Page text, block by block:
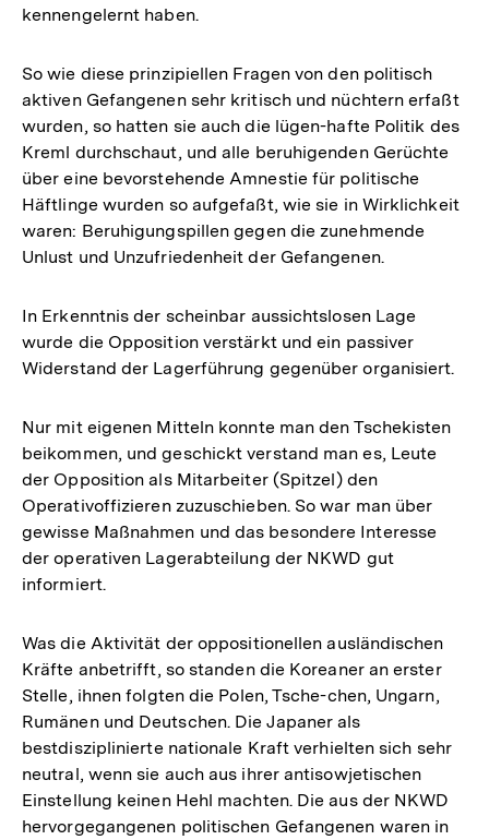
kennengelernt haben.
So wie diese prinzipiellen Fragen von den politisch
aktiven Gefangenen sehr kritisch und nüchtern erfaßt
wurden, so hatten sie auch die lügen-hafte Politik des
Kreml durchschaut, und alle beruhigenden Gerüchte
über eine bevorstehende Amnestie für politische
Häftlinge wurden so aufgefaßt, wie sie in Wirklichkeit
waren: Beruhigungspillen gegen die zunehmende
Unlust und Unzufriedenheit der Gefangenen.
In Erkenntnis der scheinbar aussichtslosen Lage
wurde die Opposition verstärkt und ein passiver
Widerstand der Lagerführung gegenüber organisiert.
Nur mit eigenen Mitteln konnte man den Tschekisten
beikommen, und geschickt verstand man es, Leute
der Opposition als Mitarbeiter (Spitzel) den
Operativoffizieren zuzuschieben. So war man über
gewisse Maßnahmen und das besondere Interesse
der operativen Lagerabteilung der NKWD gut
informiert.
Was die Aktivität der oppositionellen ausländischen
Kräfte anbetrifft, so standen die Koreaner an erster
Stelle, ihnen folgten die Polen, Tsche-chen, Ungarn,
Rumänen und Deutschen. Die Japaner als
bestdisziplinierte nationale Kraft verhielten sich sehr
neutral, wenn sie auch aus ihrer antisowjetischen
Einstellung keinen Hehl machten. Die aus der NKWD
hervorgegangenen politischen Gefangenen waren in